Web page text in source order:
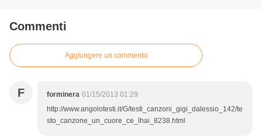
Commenti
Aggiungere un commento
F forminera 01/15/2013 01:29
http://www.angolotesti.it/G/testi_canzoni_gigi_dalessio_142/te
sto_canzone_un_cuore_ce_lhai_8238.html